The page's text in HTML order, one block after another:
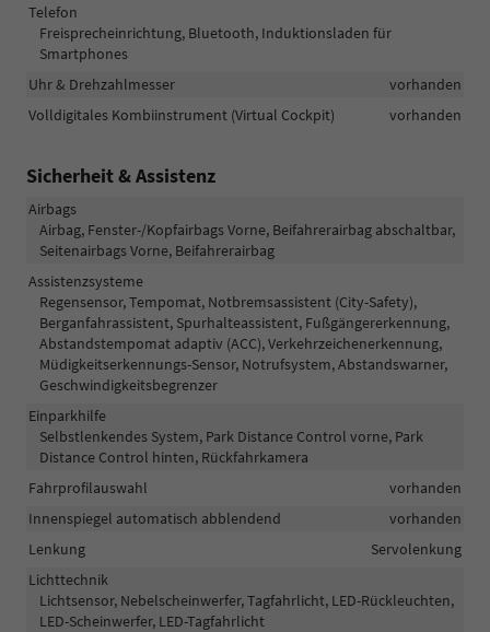
Telefon
Freisprecheinrichtung, Bluetooth, Induktionsladen für
Smartphones
Uhr & Drehzahlmesser
vorhanden
Volldigitales Kombiinstrument (Virtual Cockpit)
vorhanden
Sicherheit & Assistenz
Airbags
Airbag, Fenster-/Kopfairbags Vorne, Beifahrerairbag abschaltbar,
Seitenairbags Vorne, Beifahrerairbag
Assistenzsysteme
Regensensor, Tempomat, Notbremsassistent (City-Safety),
Berganfahrassistent, Spurhalteassistent, Fußgängererkennung,
Abstandstempomat adaptiv (ACC), Verkehrzeichenerkennung,
Müdigkeitserkennungs-Sensor, Notrufsystem, Abstandswarner,
Geschwindigkeitsbegrenzer
Einparkhilfe
Selbstlenkendes System, Park Distance Control vorne, Park
Distance Control hinten, Rückfahrkamera
Fahrprofilauswahl
vorhanden
Innenspiegel automatisch abblendend
vorhanden
Lenkung
Servolenkung
Lichttechnik
Lichtsensor, Nebelscheinwerfer, Tagfahrlicht, LED-Rückleuchten,
LED-Scheinwerfer, LED-Tagfahrlicht